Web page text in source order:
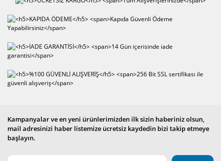
Kampanyalar ve en yeni ürünlerimizden ilk sizin haberiniz olsun,
mail adresinizi haber listemize ücretsiz kaydedin bizi takip etmeye
başlayın.